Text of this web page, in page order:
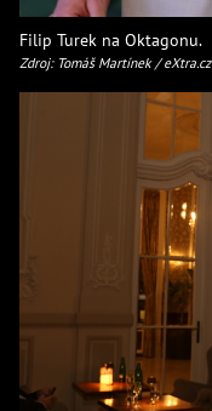
Filip Turek na Oktagonu.
Zdroj: Tomáš Martínek / eXtra.cz